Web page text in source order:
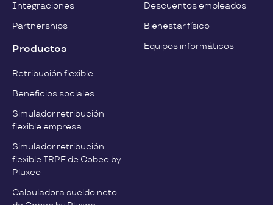
Integraciones
Partnerships
Productos
Retribución flexible
Beneficios sociales
Simulador retribución
flexible empresa
Simulador retribución
flexible IRPF de Cobee by
Pluxee
Calculadora sueldo neto
Descuentos empleados
Bienestar físico
Equipos informáticos